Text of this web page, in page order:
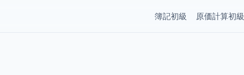
簿記初級 原価計算初級